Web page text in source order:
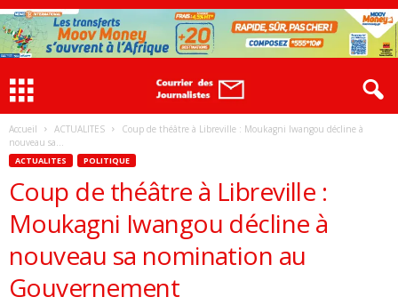
Accueil ACTUALITES
Coup de théâtre à Libreville : Moukagni Iwangou décline à
nouveau sa...
ACTUALITES POLITIQUE
Coup de théâtre à Libreville :
Moukagni Iwangou décline à
nouveau sa nomination au
Gouvernement